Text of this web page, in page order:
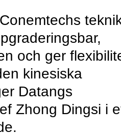
och ger
kinesiska
Datangs
Zhong Dingsi i